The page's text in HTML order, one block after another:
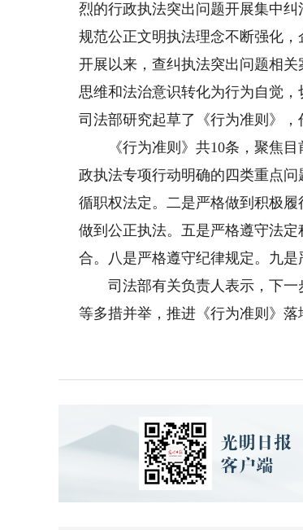
烈的行政执法突出问题开展集中
规范公正文明执法理念不断强化
开展以来，查纠执法突出问题相
思维和法治意识转化为行为自觉
司法部研究起草了《行为准则》，
《行为准则》共10条，聚焦目
政执法专项行动明确的四类重点
循职权法定。二是严格做到积极
做到公正执法。五是严格遵守法
合。八是严格遵守纪律规定。九
司法部有关负责人表示，下一
等多措并举，推进《行为准则》落